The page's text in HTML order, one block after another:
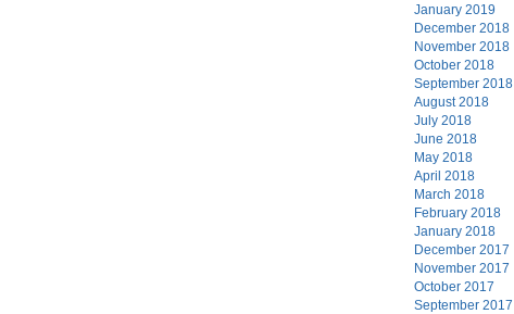
January 2019
December 2018
November 2018
October 2018
September 2018
August 2018
July 2018
June 2018
May 2018
April 2018
March 2018
February 2018
January 2018
December 2017
November 2017
October 2017
September 2017